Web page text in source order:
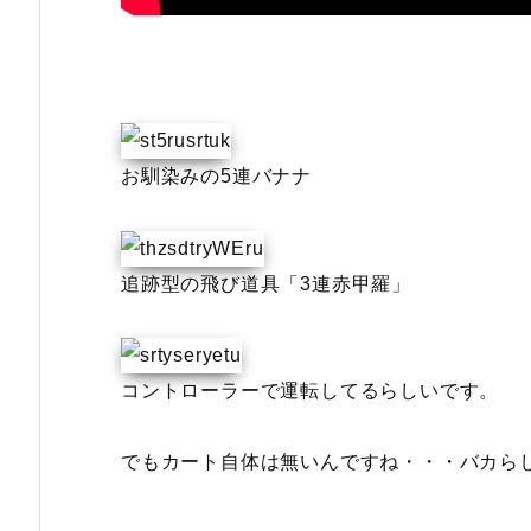
お馴染みの5連バナナ
追跡型の飛び道具「3連赤甲羅」
コントローラーで運転してるらしいです。
でもカート自体は無いんですね・・・バカら